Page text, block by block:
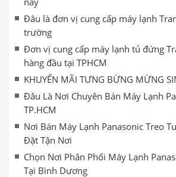
Đâu là đơn vị cung cấp máy lạnh
trường
Đơn vị cung cấp máy lạnh tủ đứng
hàng đầu tại TPHCM
KHUYẾN MÃI TƯNG BỪNG MỪNG
Đâu Là Nơi Chuyên Bán Máy Lạnh
TP.HCM
Nơi Bán Máy Lạnh Panasonic Treo
Đặt Tận Nơi
Chọn Nơi Phân Phối Máy Lạnh
Tại Bình Dương